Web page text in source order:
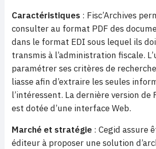
Caractéristiques : Fisc’Archives
consulter au format PDF des
dans le format EDI sous lequel ils
transmis à l’administration fiscale.
paramétrer ses critères de
liasse afin d’extraire les seules
l’intéressent. La dernière version de
est dotée d’une interface Web.
Marché et stratégie : Cegid assure
éditeur à proposer une solution